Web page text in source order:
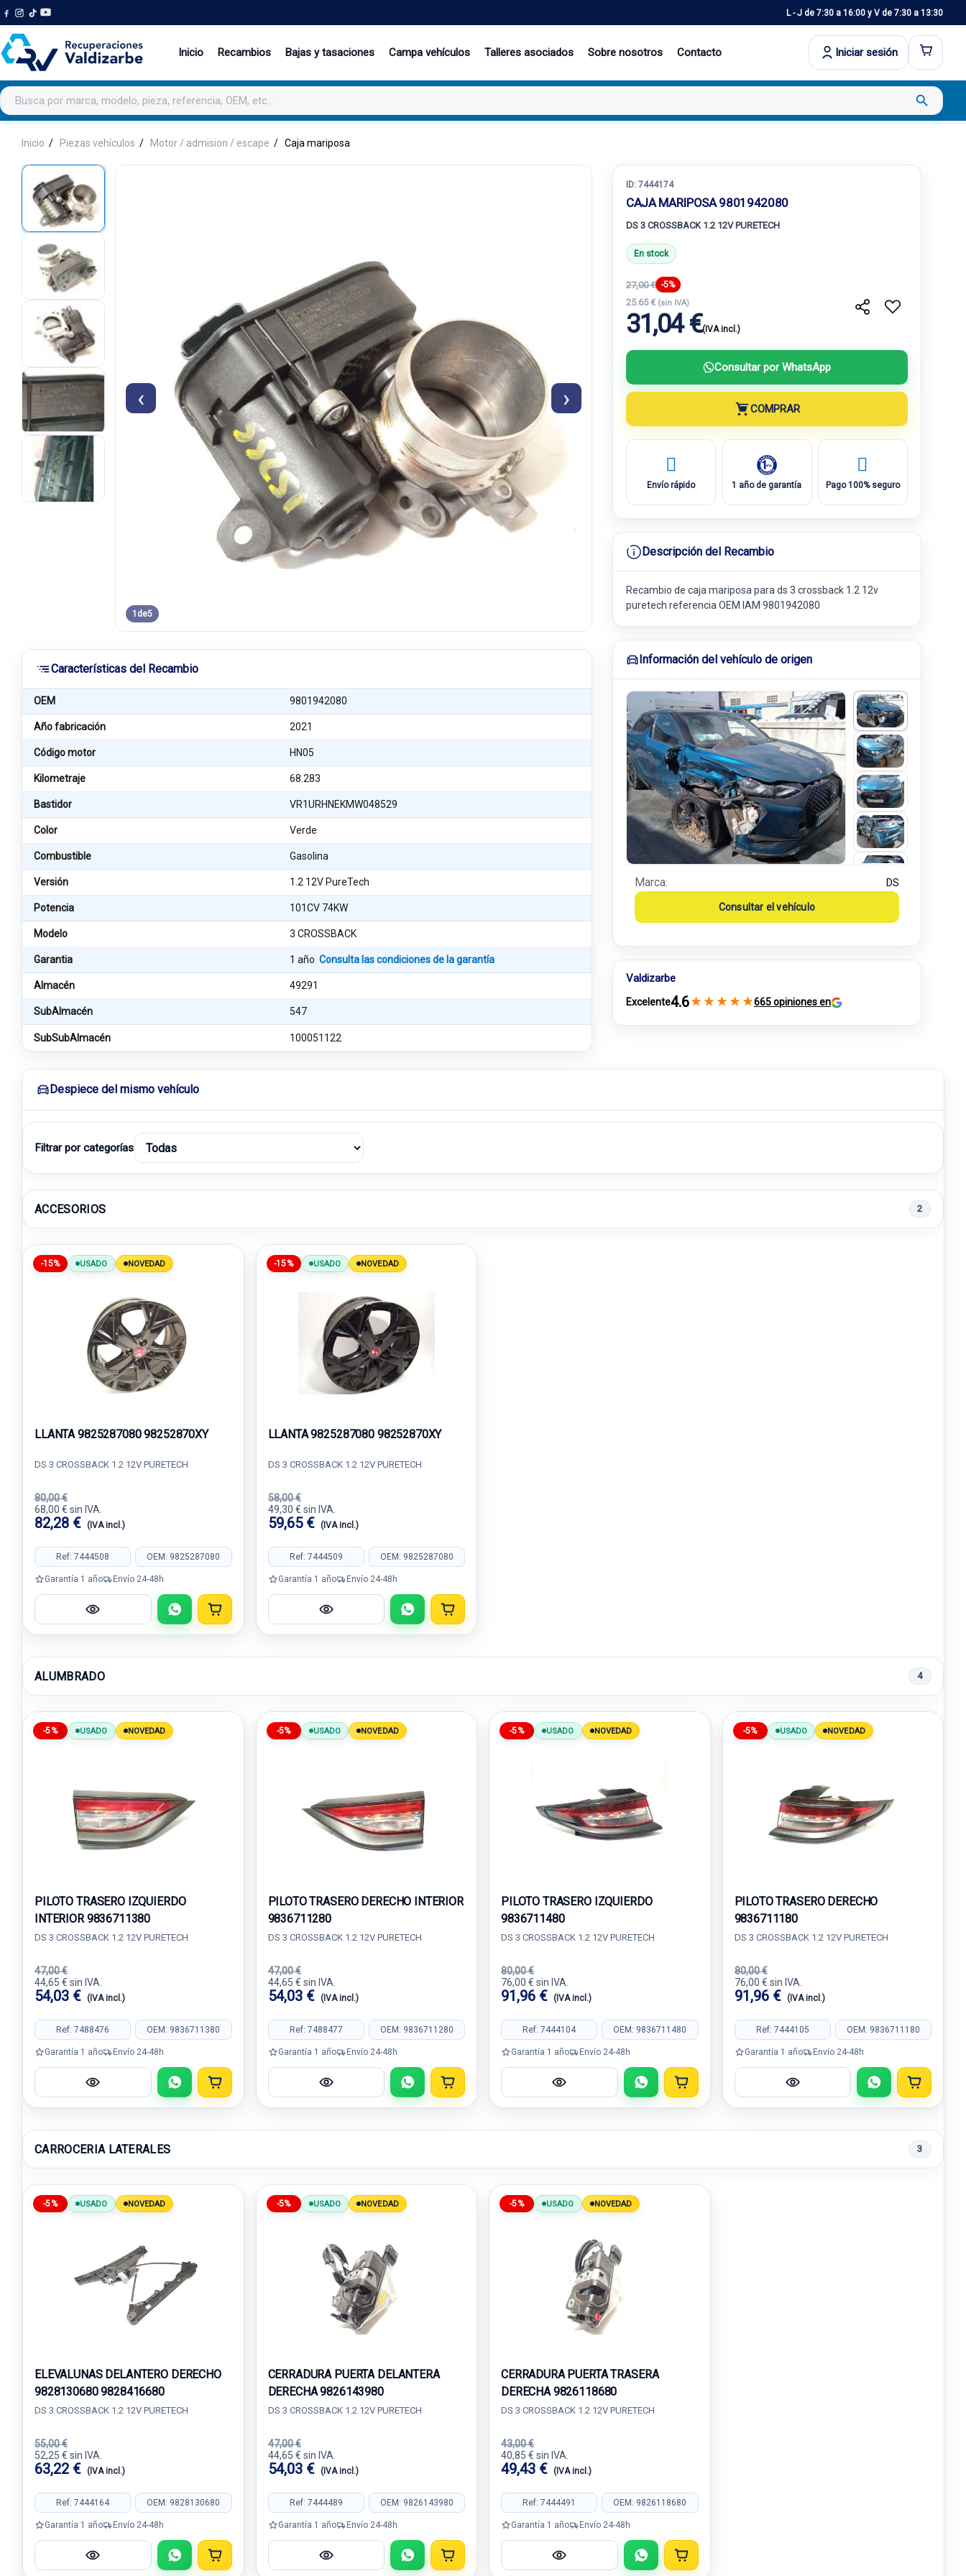
L - J de 7:30 a 16:00 y V de 7:30 a 13:30
Inicio Recambios Bajas y tasaciones Campa vehículos Talleres asociados Sobre nosotros Contacto Iniciar sesión
Buscar productos search
Inicio Piezas vehículos Motor / admision / escape Caja mariposa
‹ ›
1 de5
Características del Recambio
OEM 9801942080
Año fabricación 2021
Código motor HN05
Kilometraje 68.283
Bastidor VR1URHNEKMW048529
Color Verde
Combustible Gasolina
Versión 1.2 12V PureTech
Potencia 101CV 74KW
Modelo 3 CROSSBACK
Garantia 1 añoConsulta las condiciones de la garantía
Almacén 49291
SubAlmacén 547
SubSubAlmacén 100051122
ID: 7444174
CAJA MARIPOSA 9801942080
DS 3 CROSSBACK 1.2 12V PURETECH
En stock
27,00 € -5%
25.65 € (sin IVA)
31,04 €(IVA incl.)
Consultar por WhatsApp
COMPRAR
Envío rápido 1 año de garantía Pago 100% seguro
Descripción del Recambio
Recambio de caja mariposa para ds 3 crossback 1.2 12v
puretech referencia OEM IAM 9801942080
Información del vehículo de origen
Marca: DS
Consultar el vehículo
Valdizarbe
Excelente4.6★ ★ ★ ★ ★665 opiniones en
Despiece del mismo vehículo
Filtrar por categorías
ACCESORIOS 2
-15% USADO NOVEDAD
LLANTA 9825287080 98252870XY
DS 3 CROSSBACK 1.2 12V PURETECH
80,00 €
68,00 € sin IVA.
82,28 € (IVA incl.)
Ref: 7444508 OEM: 9825287080
Garantía 1 año Envío 24-48h
-15% USADO NOVEDAD
LLANTA 9825287080 98252870XY
DS 3 CROSSBACK 1.2 12V PURETECH
58,00 €
49,30 € sin IVA.
59,65 € (IVA incl.)
Ref: 7444509 OEM: 9825287080
Garantía 1 año Envío 24-48h
ALUMBRADO 4
-5% USADO NOVEDAD
PILOTO TRASERO IZQUIERDO
INTERIOR 9836711380
DS 3 CROSSBACK 1.2 12V PURETECH
47,00 €
44,65 € sin IVA.
54,03 € (IVA incl.)
Ref: 7488476 OEM: 9836711380
Garantía 1 año Envío 24-48h
-5% USADO NOVEDAD
PILOTO TRASERO DERECHO INTERIOR
9836711280
DS 3 CROSSBACK 1.2 12V PURETECH
47,00 €
44,65 € sin IVA.
54,03 € (IVA incl.)
Ref: 7488477 OEM: 9836711280
Garantía 1 año Envío 24-48h
-5% USADO NOVEDAD
PILOTO TRASERO IZQUIERDO
9836711480
DS 3 CROSSBACK 1.2 12V PURETECH
80,00 €
76,00 € sin IVA.
91,96 € (IVA incl.)
Ref: 7444104 OEM: 9836711480
Garantía 1 año Envío 24-48h
-5% USADO NOVEDAD
PILOTO TRASERO DERECHO
9836711180
DS 3 CROSSBACK 1.2 12V PURETECH
80,00 €
76,00 € sin IVA.
91,96 € (IVA incl.)
Ref: 7444105 OEM: 9836711180
Garantía 1 año Envío 24-48h
CARROCERIA LATERALES 3
-5% USADO NOVEDAD
ELEVALUNAS DELANTERO DERECHO
9828130680 9828416680
DS 3 CROSSBACK 1.2 12V PURETECH
55,00 €
52,25 € sin IVA.
63,22 € (IVA incl.)
Ref: 7444164 OEM: 9828130680
Garantía 1 año Envío 24-48h
-5% USADO NOVEDAD
CERRADURA PUERTA DELANTERA
DERECHA 9826143980
DS 3 CROSSBACK 1.2 12V PURETECH
47,00 €
44,65 € sin IVA.
54,03 € (IVA incl.)
Ref: 7444489 OEM: 9826143980
Garantía 1 año Envío 24-48h
-5% USADO NOVEDAD
CERRADURA PUERTA TRASERA
DERECHA 9826118680
DS 3 CROSSBACK 1.2 12V PURETECH
43,00 €
40,85 € sin IVA.
49,43 € (IVA incl.)
Ref: 7444491 OEM: 9826118680
Garantía 1 año Envío 24-48h